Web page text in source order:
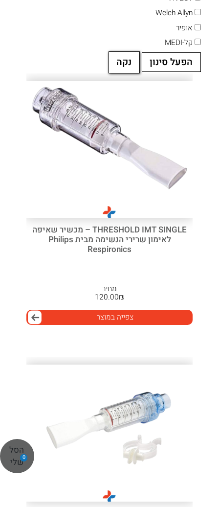
0
הסל
שלי
Welch Allyn
אופיר
קל-MEDI
THRESHOLD IMT SINGLE – מכשיר שאיפה
לאימון שרירי הנשימה מבית Philips
Respironics
מחיר
₪
120.00
צפייה במוצר